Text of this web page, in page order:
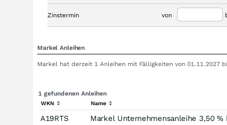
Zinstermin von
Markel Anleihen
Markel hat derzeit 1 Anleihen mit Fälligkeiten von 01.11.2027
1 gefundenen Anleihen
WKN Name
A19RTS Markel Unternehmensanleihe 3,50 %